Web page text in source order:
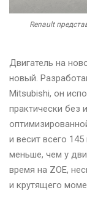
Renault
Двигатель на
новый.
Mitsubishi, он
практически без
и весит всего
меньше, чем у
время на ZOE,
и крутящего